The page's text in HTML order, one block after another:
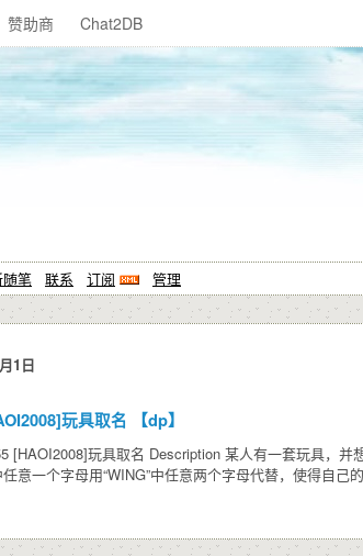
赞助商 Chat2DB
笔 联系 订阅 管理
1日
玩具取名 【dp】
[HAOI2008]玩具取名 Description 某人有一套玩具，
意一个字母用“WING”中任意两个字母代替，使得自